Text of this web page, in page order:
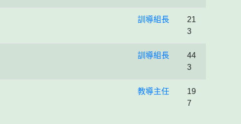
訓導組長
21
3
訓導組長
44
3
教導主任
19
7